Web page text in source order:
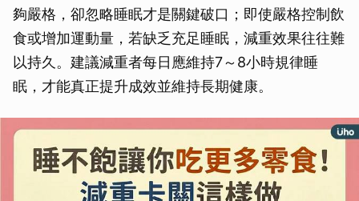
夠嚴格，卻忽略睡眠才是關鍵破口；即使嚴格控制飲
食或增加運動量，若缺乏充足睡眠，減重效果往往難
以持久。建議減重者每日應維持7～8小時規律睡
眠，才能真正提升成效並維持長期健康。